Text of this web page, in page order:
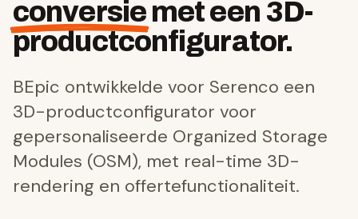
conversiemet een 3D-
productconfigurator.
BEpic ontwikkelde voor Serenco een
3D-productconfigurator voor
gepersonaliseerde Organized Storage
Modules (OSM), met real-time 3D-
rendering en offertefunctionaliteit.